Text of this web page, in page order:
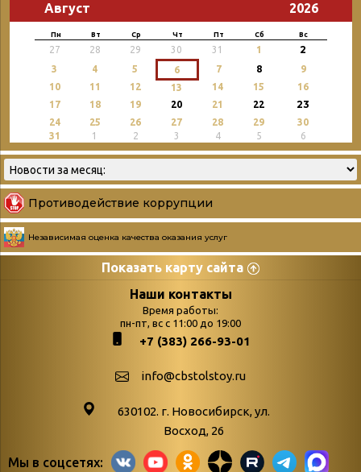
Август 2026
Пн Вт Ср Чт Пт Сб Вс
27 28 29 30 31 1 2
3 4 5 6 7 8
9
10
11 12 13 14 15
16
17
18 19 20 21 22 23
24 25 26 27 28 29
30
31
1 2 3 4 5 6
Противодействие коррупции
Независимая оценка качества оказания услуг
Показать карту сайта
Страницы
podvedenie-itogov-festivalya-
paskhalnaya-palitra
поступлений
Война. Народ.
Наши контакты
Время работы:
пн-пт, вс с 11:00 до 19:00
+7 (383) 266-93-01
info@cbstolstoy.ru
630102. г. Новосибирск, ул.
Восход, 26
Мы в соцсетях: